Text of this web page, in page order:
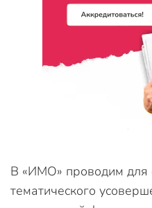
В «ИМО» проводим для
тематического